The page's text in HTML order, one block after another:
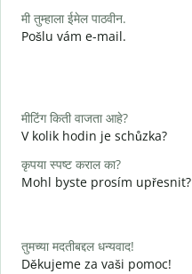
मी तुम्हाला ईमेल पाठवीन.
Pošlu vám e-mail.
मीटिंग किती वाजता आहे?
V kolik hodin je schůzka?
कृपया स्पष्ट कराल का?
Mohl byste prosím upřesnit?
तुमच्या मदतीबद्दल धन्यवाद!
Děkujeme za vaši pomoc!